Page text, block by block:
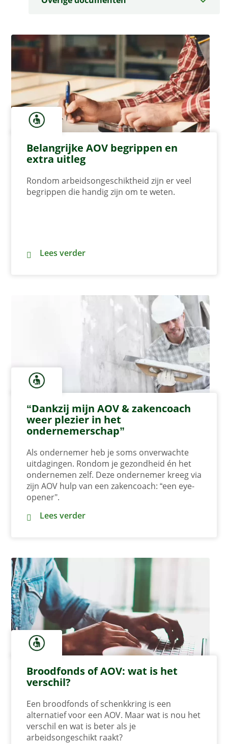
Belangrijke AOV begrippen en
extra uitleg
Rondom arbeidsongeschiktheid zijn er veel
begrippen die handig zijn om te weten.
Belangrijke AOV begrippen en extra uitleg
Lees verder
“Dankzij mijn AOV & zakencoach
weer plezier in het
ondernemerschap”
Als ondernemer heb je soms onverwachte
uitdagingen. Rondom je gezondheid én het
ondernemen zelf. Deze ondernemer kreeg via
zijn AOV hulp van een zakencoach: “een eye-
opener".
“Dankzij mijn AOV & zakencoach weer plezier
Lees verder
Broodfonds of AOV: wat is het
verschil?
Een broodfonds of schenkkring is een
alternatief voor een AOV. Maar wat is nou het
verschil en wat is beter als je
arbeidsongeschikt raakt?